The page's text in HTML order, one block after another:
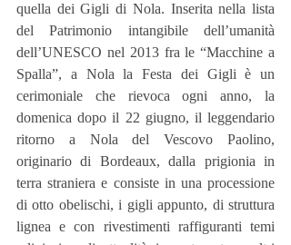
quella dei Gigli di Nola. Inserita nella lista
del Patrimonio intangibile dell’umanità
dell’UNESCO nel 2013 fra le “Macchine a
Spalla”, a Nola la Festa dei Gigli è un
cerimoniale che rievoca ogni anno, la
domenica dopo il 22 giugno, il leggendario
ritorno a Nola del Vescovo Paolino,
originario di Bordeaux, dalla prigionia in
terra straniera e consiste in una processione
di otto obelischi, i gigli appunto, di struttura
lignea e con rivestimenti raffiguranti temi